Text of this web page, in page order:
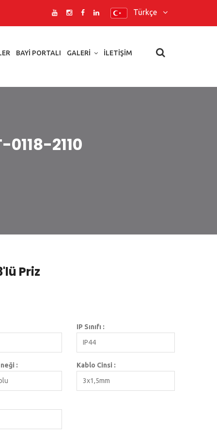
Türkçe
BAYI PORTALI GALERI İLETIŞIM
2110
Priz
IP Sınıfı :
IP44
:
Kablo Cinsi :
3x1,5mm